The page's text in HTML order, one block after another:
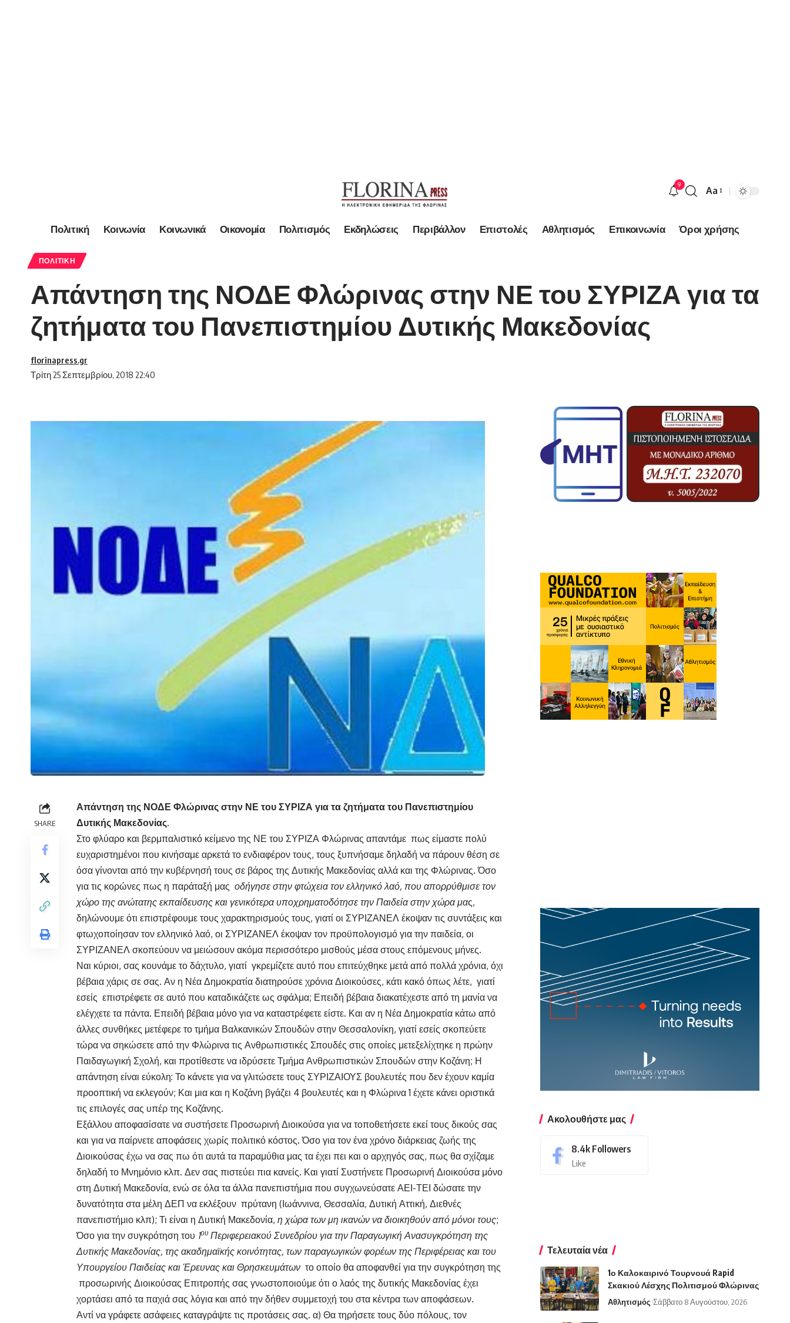
9
Font
Aa
Πολιτική Κοινωνία Κοινωνικά Οικονομία Πολιτισμός Εκδηλώσεις Περιβάλλον Επιστολές Αθλητισμός Επικοινωνία Όροι χρήσης
ΠΟΛΙΤΙΚΉ
Απάντηση της ΝΟΔΕ Φλώρινας στην ΝΕ του ΣΥΡΙΖΑ για τα
ζητήματα του Πανεπιστημίου Δυτικής Μακεδονίας
Τρίτη 25 Σεπτεμβρίου, 2018 22:40
florinapress.gr
SHARE
Απάντηση της ΝΟΔΕ Φλώρινας στην ΝΕ του ΣΥΡΙΖΑ για τα ζητήματα του Πανεπιστημίου
Δυτικής Μακεδονίας.
Στο φλύαρο και βερμπαλιστικό κείμενο της ΝΕ του ΣΥΡΙΖΑ Φλώρινας απαντάμε πως είμαστε πολύ
ευχαριστημένοι που κινήσαμε αρκετά το ενδιαφέρον τους, τους ξυπνήσαμε δηλαδή να πάρουν θέση σε
όσα γίνονται από την κυβέρνησή τους σε βάρος της Δυτικής Μακεδονίας αλλά και της Φλώρινας. Όσο
για τις κορώνες πως η παράταξή μας οδήγησε στην φτώχεια τον ελληνικό λαό, που απορρύθμισε τον
χώρο της ανώτατης εκπαίδευσης και γενικότερα υποχρηματοδότησε την Παιδεία στην χώρα μας,
δηλώνουμε ότι επιστρέφουμε τους χαρακτηρισμούς τους, γιατί οι ΣΥΡΙΖΑΝΕΛ έκοψαν τις συντάξεις και
φτωχοποίησαν τον ελληνικό λαό, οι ΣΥΡΙΖΑΝΕΛ έκοψαν τον προϋπολογισμό για την παιδεία, οι
ΣΥΡΙΖΑΝΕΛ σκοπεύουν να μειώσουν ακόμα περισσότερο μισθούς μέσα στους επόμενους μήνες.
Ναι κύριοι, σας κουνάμε το δάχτυλο, γιατί γκρεμίζετε αυτό που επιτεύχθηκε μετά από πολλά χρόνια, όχι
βέβαια χάρις σε σας. Αν η Νέα Δημοκρατία διατηρούσε χρόνια Διοικούσες, κάτι κακό όπως λέτε, γιατί
εσείς επιστρέφετε σε αυτό που καταδικάζετε ως σφάλμα; Επειδή βέβαια διακατέχεστε από τη μανία να
ελέγχετε τα πάντα. Επειδή βέβαια μόνο για να καταστρέφετε είστε. Και αν η Νέα Δημοκρατία κάτω από
άλλες συνθήκες μετέφερε το τμήμα Βαλκανικών Σπουδών στην Θεσσαλονίκη, γιατί εσείς σκοπεύετε
τώρα να σηκώσετε από την Φλώρινα τις Ανθρωπιστικές Σπουδές στις οποίες μετεξελίχτηκε η πρώην
Παιδαγωγική Σχολή, και προτίθεστε να ιδρύσετε Τμήμα Ανθρωπιστικών Σπουδών στην Κοζάνη; Η
απάντηση είναι εύκολη: Το κάνετε για να γλιτώσετε τους ΣΥΡΙΖΑΙΟΥΣ βουλευτές που δεν έχουν καμία
προοπτική να εκλεγούν; Και μια και η Κοζάνη βγάζει 4 βουλευτές και η Φλώρινα 1 έχετε κάνει οριστικά
τις επιλογές σας υπέρ της Κοζάνης.
Εξάλλου αποφασίσατε να συστήσετε Προσωρινή Διοικούσα για να τοποθετήσετε εκεί τους δικούς σας
και για να παίρνετε αποφάσεις χωρίς πολιτικό κόστος. Όσο για τον ένα χρόνο διάρκειας ζωής της
Διοικούσας έχω να σας πω ότι αυτά τα παραμύθια μας τα έχει πει και ο αρχηγός σας, πως θα σχίζαμε
δηλαδή το Μνημόνιο κλπ. Δεν σας πιστεύει πια κανείς. Και γιατί Συστήνετε Προσωρινή Διοικούσα μόνο
στη Δυτική Μακεδονία, ενώ σε όλα τα άλλα πανεπιστήμια που συγχωνεύσατε ΑΕΙ-ΤΕΙ δώσατε την
δυνατότητα στα μέλη ΔΕΠ να εκλέξουν πρύτανη (Ιωάννινα, Θεσσαλία, Δυτική Αττική, Διεθνές
πανεπιστήμιο κλπ); Τι είναι η Δυτική Μακεδονία, η χώρα των μη ικανών να διοικηθούν από μόνοι τους;
Όσο για την συγκρότηση του 1ου Περιφερειακού Συνεδρίου για την Παραγωγική Ανασυγκρότηση της
Δυτικής Μακεδονίας, της ακαδημαϊκής κοινότητας, των παραγωγικών φορέων της Περιφέρειας και του
Υπουργείου Παιδείας και Έρευνας και Θρησκευμάτων το οποίο θα αποφανθεί για την συγκρότηση της
προσωρινής Διοικούσας Επιτροπής σας γνωστοποιούμε ότι ο λαός της δυτικής Μακεδονίας έχει
χορτάσει από τα παχιά σας λόγια και από την δήθεν συμμετοχή του στα κέντρα των αποφάσεων.
Αντί να γράφετε ασάφειες καταγράψτε τις προτάσεις σας. α) Θα τηρήσετε τους δύο πόλους, τον
Ακολουθήστε μας
8.4k Followers
Like
Τελευταία νέα
1ο Καλοκαιρινό Τουρνουά Rapid
Σκακιού Λέσχης Πολιτισμού Φλώρινας
Αθλητισμός Σάββατο 8 Αυγούστου, 2026